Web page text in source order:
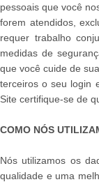
pessoais que você
forem atendidos,
requer trabalho
medidas de
que você cuide de
terceiros o seu login
Site certifique-se de
COMO NÓS
Nós utilizamos os
qualidade e uma